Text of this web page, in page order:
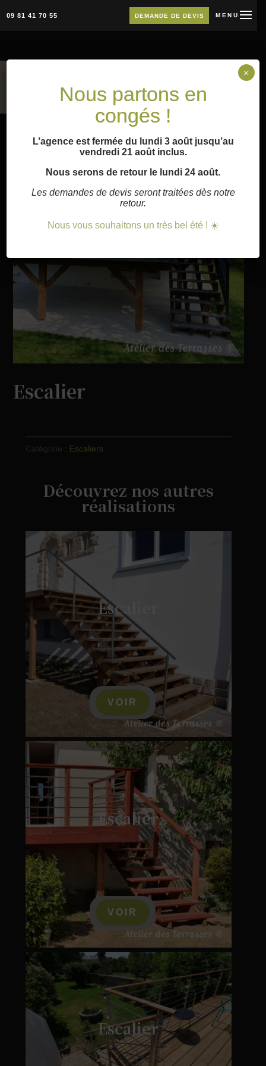
09 81 41 70 55 DEMANDE DE DEVIS MENU
Accueil » Escalier
Escalier
Catégorie : Escaliers
Découvrez nos autres
réalisations
VOIR
Escalier
VOIR
Escalier
Escalier
Nous partons en
congés !
L’agence est fermée du lundi 3 août jusqu’au
vendredi 21 août inclus.
Nous serons de retour le lundi 24 août.
Les demandes de devis seront traitées dès notre
retour.
Nous vous souhaitons un très bel été ! ☀️
×